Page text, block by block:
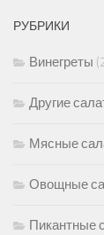
РУБРИКИ
Винегреты
Другие
Мясные
Овощные
Пикантные